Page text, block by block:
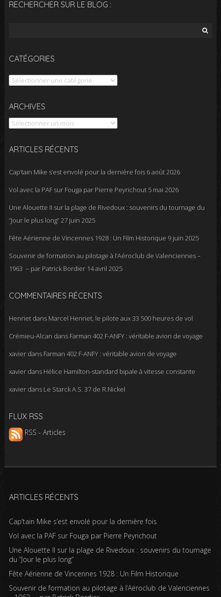
RECHERCHER SUR LE BLOG :
CATÉGORIES
Catégories
ARCHIVES
Archives
ARTICLES RÉCENTS
Cap’tain Mike s’est envolé pour la dernière fois 6 août 2026
Vol avec la PAF sur Fouga par Pierre Peyrichout 5 mai 2026
Une Alouette II sur la plage de Rivedoux : souvenirs du tournage du
“Jour le plus long”27 juin 2025
Fête Aérienne de Vincennes 1928 : Un Film Historique 9 juin 2025
Souvenir de formation au pilotage à l’Aéroclub de Valenciennes –
1963 – par Patrick Bordier 14 avril 2025
COMMENTAIRES RÉCENTS
Henrietdans Marcel Henriet, le pilote aux 33 500 heures de vol
Crémieu-Alcan dans Farman 402 F-ANFY : véritable avion de voyage
xavierdans Farman 402 F-ANFY : véritable avion de voyage
xavierdans Hélice Hamilton-standard bipale à vitesse constante
xavierdans Le Starck A.S. 37 de R.Nickel
FLUX RSS
RSS - Articles
ARTICLES RÉCENTS
Cap’tain Mike s’est envolé pour la dernière fois
Vol avec la PAF sur Fouga par Pierre Peyrichout
Une Alouette II sur la plage de Rivedoux : souvenirs du tournage
du “Jour le plus long”
Fête Aérienne de Vincennes 1928 : Un Film Historique
Souvenir de formation au pilotage à l’Aéroclub de Valenciennes